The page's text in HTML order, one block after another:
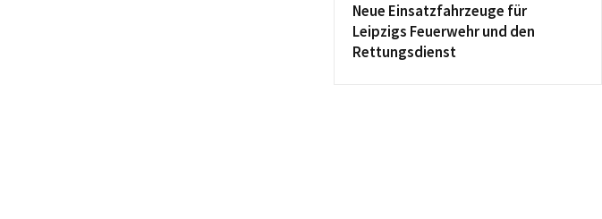
Neue Einsatzfahrzeuge für
Leipzigs Feuerwehr und den
Rettungsdienst